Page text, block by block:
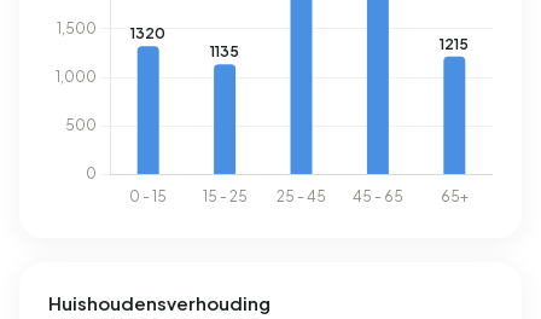
Huishoudensverhouding